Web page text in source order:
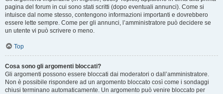
pagina del forum in cui sono stati scritti (dopo eventuali annunci). Come si
intuisce dal nome stesso, contengono informazioni importanti e dovrebbero
essere lette sempre. Come per gli annunci, l’amministratore può decidere se
un utente vi può scrivere o meno.
Top
Cosa sono gli argomenti bloccati?
Gli argomenti possono essere bloccati dai moderatori o dall’amministratore.
Non è possibile rispondere ad un argomento bloccato così come i sondaggi
chiusi terminano automaticamente. Un argomento può venire bloccato per